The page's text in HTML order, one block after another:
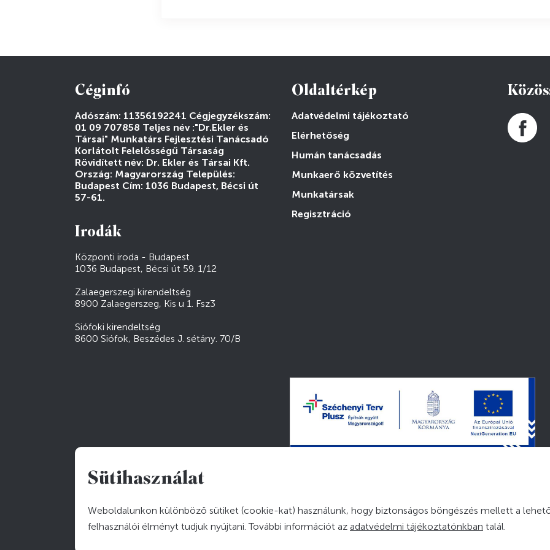
Céginfó
Adószám: 11356192241 Cégjegyzékszám:
01 09 707858 Teljes név :"Dr.Ekler és
Társai" Munkatárs Fejlesztési Tanácsadó
Korlátolt Felelősségű Társaság
Rövidített név: Dr. Ekler és Társai Kft.
Ország: Magyarország Település:
Budapest Cím: 1036 Budapest, Bécsi út
57-61.
Irodák
Központi iroda - Budapest
1036 Budapest, Bécsi út 59. 1/12
Zalaegerszegi kirendeltség
8900 Zalaegerszeg, Kis u 1. Fsz3
Siófoki kirendeltség
8600 Siófok, Beszédes J. sétány. 70/B
Oldaltérkép
Adatvédelmi tájékoztató
Elérhetőség
Humán tanácsadás
Munkaerő közvetítés
Munkatársak
Regisztráció
Sütihasználat
Weboldalunkon különböző sütiket (cookie-kat) használunk, hogy biztonságos böngészés mellett a
felhasználói élményt tudjuk nyújtani. További információt az adatvédelmi tájékoztatónkban talál.